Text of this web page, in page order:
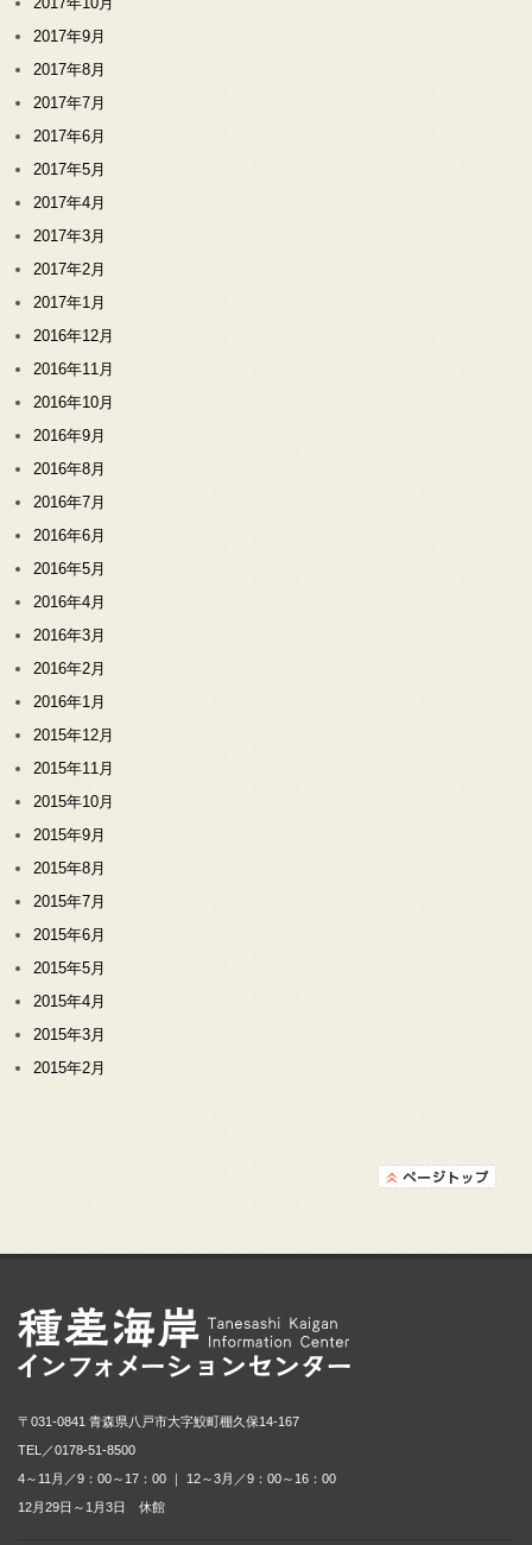
2017年9月
2017年8月
2017年7月
2017年6月
2017年5月
2017年4月
2017年3月
2017年2月
2017年1月
2016年12月
2016年11月
2016年10月
2016年9月
2016年8月
2016年7月
2016年6月
2016年5月
2016年4月
2016年3月
2016年2月
2016年1月
2015年12月
2015年11月
2015年10月
2015年9月
2015年8月
2015年7月
2015年6月
2015年5月
2015年4月
2015年3月
2015年2月
〒031-0841 青森県八戸市大字鮫町棚久保14-167
TEL／0178-51-8500
4～11月／9：00～17：00 ｜ 12～3月／9：00～16：00
12月29日～1月3日 休館